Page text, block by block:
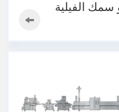
سمك الفيلية